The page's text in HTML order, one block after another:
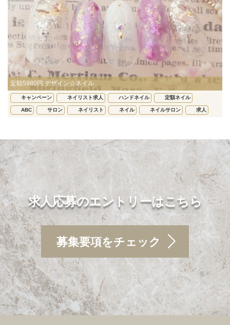
定額5980円 デザイン☆ネイル
キャンペーン ネイリスト求人 ハンドネイル 定額ネイル
ABC サロン ネイリスト ネイル ネイルサロン 求人
求人応募のエントリーはこちら
募集要項をチェック